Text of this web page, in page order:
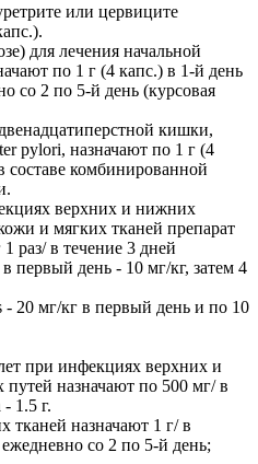
или цервиците
для лечения начальной
по 1 г (4 капс.) в 1-й день
со 2 по 5-й день (курсовая
кишки,
pylori, назначают по 1 г (4
составе комбинированной
верхних и нижних
и мягких тканей препарат
раз/ в течение 3 дней
первый день - 10 мг/кг, затем 4
20 мг/кг в первый день и по 10
при инфекциях верхних и
назначают по 500 мг/ в
1.5 г.
назначают 1 г/ в
со 2 по 5-й день;